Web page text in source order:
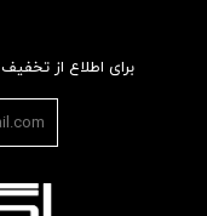
برای اطلاع از